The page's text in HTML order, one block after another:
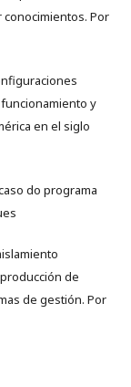
Por
y
en el siglo
do programa
de
de gestión. Por